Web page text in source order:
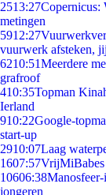
2513:27Copernicus:
metingen
5912:27
vuurwerk afsteken,
6210:51Meerdere
grafroof
410:35Topman
Ierland
910:22Google-
start-up
2910:07Laag
1607:57
10606:38
jongeren